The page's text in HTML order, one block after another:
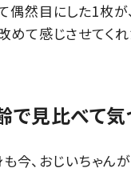
偶然目にした1枚が
めて感じさせてく
で見比べて気
今、おじいちゃん